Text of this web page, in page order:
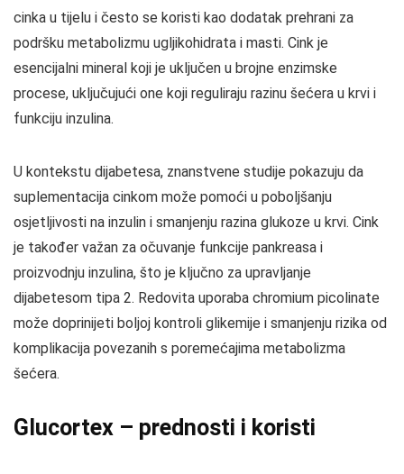
cinka u tijelu i često se koristi kao dodatak prehrani za
podršku metabolizmu ugljikohidrata i masti. Cink je
esencijalni mineral koji je uključen u brojne enzimske
procese, uključujući one koji reguliraju razinu šećera u krvi i
funkciju inzulina.
U kontekstu dijabetesa, znanstvene studije pokazuju da
suplementacija cinkom može pomoći u poboljšanju
osjetljivosti na inzulin i smanjenju razina glukoze u krvi. Cink
je također važan za očuvanje funkcije pankreasa i
proizvodnju inzulina, što je ključno za upravljanje
dijabetesom tipa 2. Redovita uporaba chromium picolinate
može doprinijeti boljoj kontroli glikemije i smanjenju rizika od
komplikacija povezanih s poremećajima metabolizma
šećera.
Glucortex – prednosti i koristi